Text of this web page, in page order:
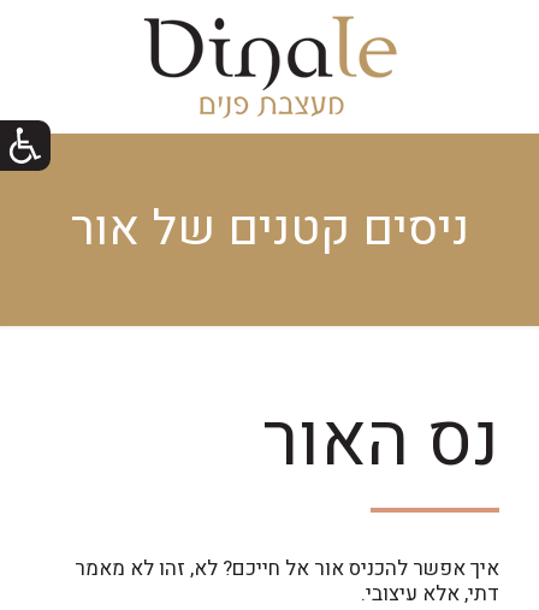
ניסים קטנים של אור
​נס האור
איך אפשר להכניס אור אל חייכם? לא, זהו לא מאמר
דתי, אלא עיצובי.